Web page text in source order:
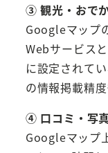
③ 観光・おで
Googleマップ
Webサービス
に設定されて
の情報掲載精度
④ 口コミ・写
Googleマップ